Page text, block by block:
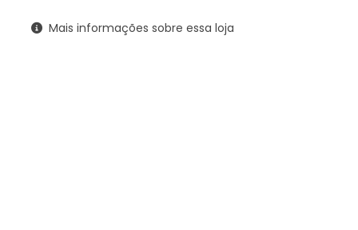
Mais informações sobre essa loja